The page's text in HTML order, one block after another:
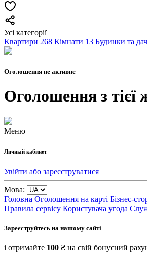
Усі категорії
Квартири 268 Кімнати 13 Будинки та
Оголошення не активне
Оголошення з тієї
Меню
Личный кабинет
Увійти або зареєструватися
Мова:
Головна Оголошення на карті Бізнес-
Правила сервісу Користувача угода
Зареєструйтесь на нашому сайті
і отримайте 100 ₴ на свій бонусний